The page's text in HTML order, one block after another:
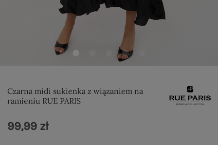
Czarna midi sukienka z wiązaniem na
ramieniu RUE PARIS
99,99 zł